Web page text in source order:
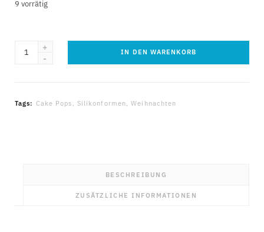
9 vorrätig
Weihnachtsbaum
Silikonform
IN DEN WARENKORB
Tags: Cake Pops Silikonformen ,Weihnachten
BESCHREIBUNG
ZUSÄTZLICHE INFORMATIONEN